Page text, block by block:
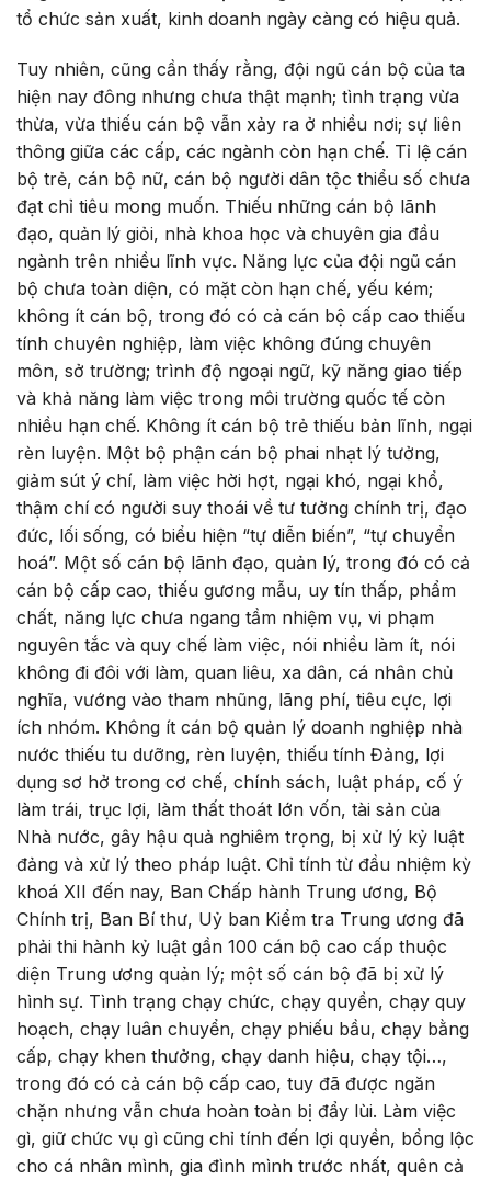
tổ chức sản xuất, kinh doanh ngày càng có hiệu quả.
Tuy nhiên, cũng cần thấy rằng, đội ngũ cán bộ của ta
hiện nay đông nhưng chưa thật mạnh; tình trạng vừa
thừa, vừa thiếu cán bộ vẫn xảy ra ở nhiều nơi; sự liên
thông giữa các cấp, các ngành còn hạn chế. Tỉ lệ cán
bộ trẻ, cán bộ nữ, cán bộ người dân tộc thiểu số chưa
đạt chỉ tiêu mong muốn. Thiếu những cán bộ lãnh
đạo, quản lý giỏi, nhà khoa học và chuyên gia đầu
ngành trên nhiều lĩnh vực. Năng lực của đội ngũ cán
bộ chưa toàn diện, có mặt còn hạn chế, yếu kém;
không ít cán bộ, trong đó có cả cán bộ cấp cao thiếu
tính chuyên nghiệp, làm việc không đúng chuyên
môn, sở trường; trình độ ngoại ngữ, kỹ năng giao tiếp
và khả năng làm việc trong môi trường quốc tế còn
nhiều hạn chế. Không ít cán bộ trẻ thiếu bản lĩnh, ngại
rèn luyện. Một bộ phận cán bộ phai nhạt lý tưởng,
giảm sút ý chí, làm việc hời hợt, ngại khó, ngại khổ,
thậm chí có người suy thoái về tư tưởng chính trị, đạo
đức, lối sống, có biểu hiện “tự diễn biến”, “tự chuyển
hoá”. Một số cán bộ lãnh đạo, quản lý, trong đó có cả
cán bộ cấp cao, thiếu gương mẫu, uy tín thấp, phẩm
chất, năng lực chưa ngang tầm nhiệm vụ, vi phạm
nguyên tắc và quy chế làm việc, nói nhiều làm ít, nói
không đi đôi với làm, quan liêu, xa dân, cá nhân chủ
nghĩa, vướng vào tham nhũng, lãng phí, tiêu cực, lợi
ích nhóm. Không ít cán bộ quản lý doanh nghiệp nhà
nước thiếu tu dưỡng, rèn luyện, thiếu tính Đảng, lợi
dụng sơ hở trong cơ chế, chính sách, luật pháp, cố ý
làm trái, trục lợi, làm thất thoát lớn vốn, tài sản của
Nhà nước, gây hậu quả nghiêm trọng, bị xử lý kỷ luật
đảng và xử lý theo pháp luật. Chỉ tính từ đầu nhiệm kỳ
khoá XII đến nay, Ban Chấp hành Trung ương, Bộ
Chính trị, Ban Bí thư, Uỷ ban Kiểm tra Trung ương đã
phải thi hành kỷ luật gần 100 cán bộ cao cấp thuộc
diện Trung ương quản lý; một số cán bộ đã bị xử lý
hình sự. Tình trạng chạy chức, chạy quyền, chạy quy
hoạch, chạy luân chuyển, chạy phiếu bầu, chạy bằng
cấp, chạy khen thưởng, chạy danh hiệu, chạy tội…,
trong đó có cả cán bộ cấp cao, tuy đã được ngăn
chặn nhưng vẫn chưa hoàn toàn bị đẩy lùi. Làm việc
gì, giữ chức vụ gì cũng chỉ tính đến lợi quyền, bổng lộc
cho cá nhân mình, gia đình mình trước nhất, quên cả